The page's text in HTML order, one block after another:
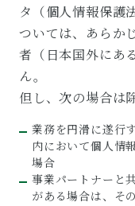
タ（個人情報保護
ついては、あらか
者（日本国外にあ
ん。
但し、次の場合は
業務を円滑に遂⾏
内において個⼈情
場合
事業パートナーと
がある場合は、そ